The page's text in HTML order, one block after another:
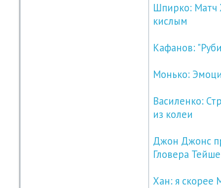
Шпирко: Матч
кислым
Кафанов:
Монько:
Василенко:
из колеи
Джон Джонс
Гловера
Хан: я скорее